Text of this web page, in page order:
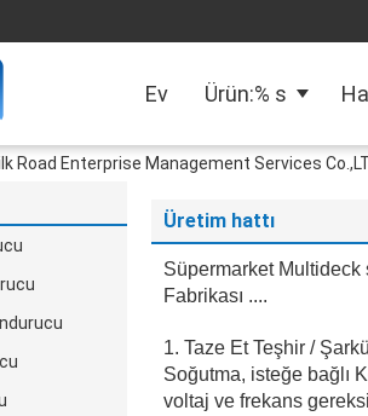
Ev Ürün:% s
Road Enterprise Management Services
Üretim hattı
Süpermarket Multideck
Fabrikası ....
1. Taze Et Teşhir /
Soğutma, isteğe bağlı
voltaj ve frekans